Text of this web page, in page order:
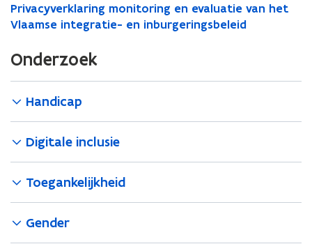
Privacyverklaring monitoring en evaluatie van het
Vlaamse integratie- en inburgeringsbeleid
Onderzoek
Handicap
Digitale inclusie
Toegankelijkheid
Gender